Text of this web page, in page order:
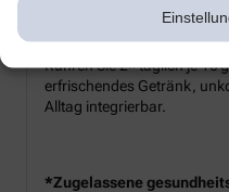
Ihr Genussmoment:
Rühren Sie 2× täglich je 10
erfrischendes Getränk,
Alltag integrierbar.
*Zugelassene